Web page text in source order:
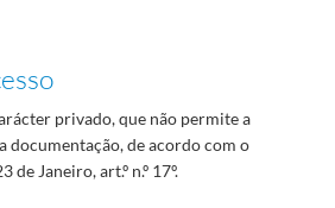
privado, que não permite a
documentação, de acordo com o
de Janeiro, art.º n.º 17º.